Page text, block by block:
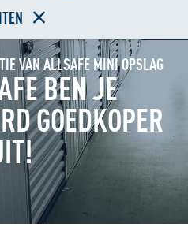
VAN ALLSAFE MINI OPSLAG
BEN JE
GOEDKOPER